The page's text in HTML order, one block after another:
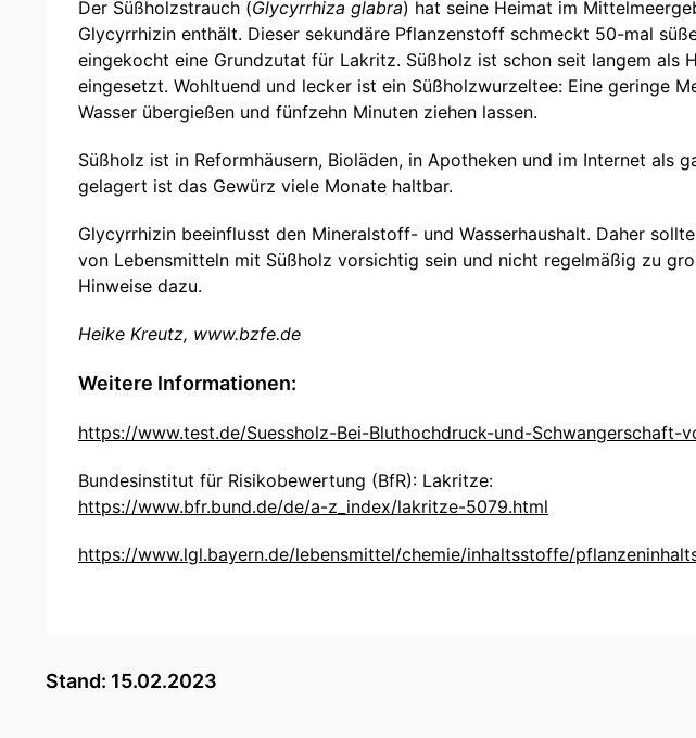
Der Süßholzstrauch (Glycyrrhiza glabra) hat seine Heimat im
Glycyrrhizin enthält. Dieser sekundäre Pflanzenstoff schmeckt 50-mal
eingekocht eine Grundzutat für Lakritz. Süßholz ist schon seit langem
eingesetzt. Wohltuend und lecker ist ein Süßholzwurzeltee: Eine geringe
Wasser übergießen und fünfzehn Minuten ziehen lassen.
Süßholz ist in Reformhäusern, Bioläden, in Apotheken und im Internet
gelagert ist das Gewürz viele Monate haltbar.
Glycyrrhizin beeinflusst den Mineralstoff- und Wasserhaushalt. Daher
von Lebensmitteln mit Süßholz vorsichtig sein und nicht regelmäßig zu
Hinweise dazu.
Heike Kreutz, www.bzfe.de
Weitere Informationen:
https://www.test.de/Suessholz-Bei-Bluthochdruck-und-
Bundesinstitut für Risikobewertung (BfR): Lakritze:
https://www.bfr.bund.de/de/a-z_index/lakritze-5079.html
https://www.lgl.bayern.de/lebensmittel/chemie/inhaltsstoffe/
Stand: 15.02.2023